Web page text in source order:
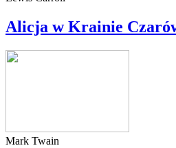
Alicja w Krainie
Mark Twain